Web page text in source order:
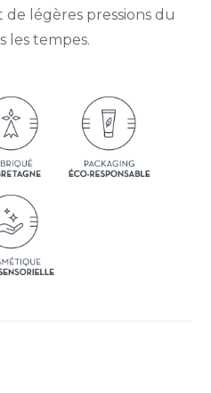
légères pressions du
les tempes.